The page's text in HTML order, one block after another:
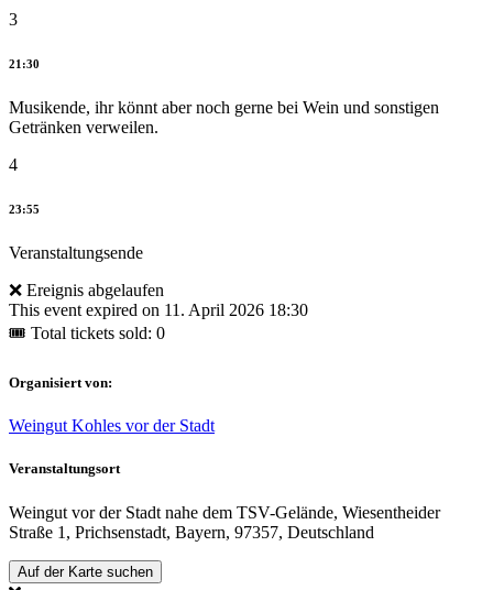
3
21:30
Musikende, ihr könnt aber noch gerne bei Wein und sonstigen
Getränken verweilen.
4
23:55
Veranstaltungsende
❌ Ereignis abgelaufen
This event expired on 11. April 2026 18:30
🎟 Total tickets sold: 0
Organisiert von:
Weingut Kohles vor der Stadt
Veranstaltungsort
Weingut vor der Stadt nahe dem TSV-Gelände, Wiesentheider
Straße 1, Prichsenstadt, Bayern, 97357, Deutschland
Auf der Karte suchen